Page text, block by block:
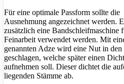
Für eine optimale Passform sollte die
Ausnehmung angezeichnet werden.
zusätzlich eine Bandschleifmaschine
Feinarbeit verwendet werden. Mit
genannten Adze wird eine Nut in den
geschlagen, welche später einen
aufnehmen soll. Dieser dichtet die
liegenden Stämme ab.